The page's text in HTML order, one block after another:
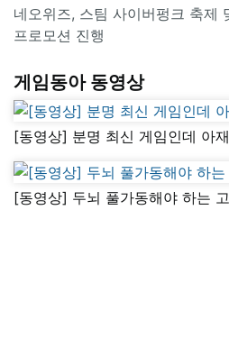
네오위즈, 스팀 사이버펑크 축제
프로모션 진행
게임동아 동영상
[동영상] 분명 최신 게임인데 아
[동영상] 두뇌 풀가동해야 하는